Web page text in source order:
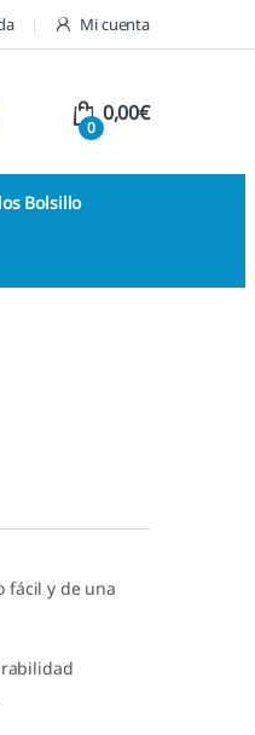
Mi cuenta
0
0,00€
Bolsillo
fácil y de una